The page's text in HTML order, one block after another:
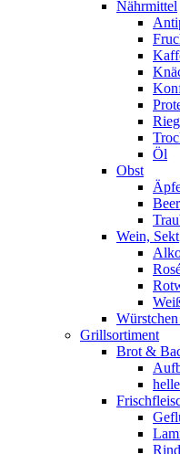
Nährmittel
Öl
Obst
Wein, Sekt
Grillsortiment
Brot &
Rind